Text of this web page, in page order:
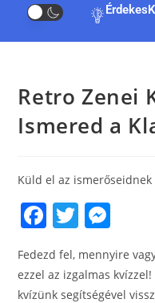
Retro Zenei
Ismered a
Küld el az ismerőseidnek
F
a
c
e
T
itt
er
e
ss
e
Fedezd fel, mennyire
ezzel az izgalmas
kvízünk segítségével